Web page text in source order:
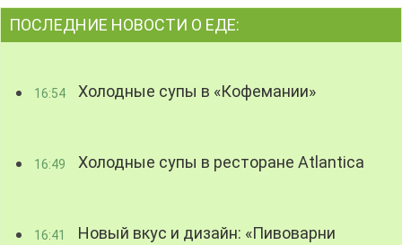
ПОСЛЕДНИЕ НОВОСТИ О ЕДЕ:
16:54 Холодные супы в «Кофемании»
16:49 Холодные супы в ресторане Atlantica
16:41
Новый вкус и дизайн: «Пивоварни